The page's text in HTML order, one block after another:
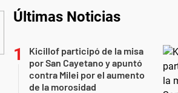
Últimas Noticias
Kicillof participó de la misa
por San Cayetano y apuntó
contra Milei por el aumento
de la morosidad